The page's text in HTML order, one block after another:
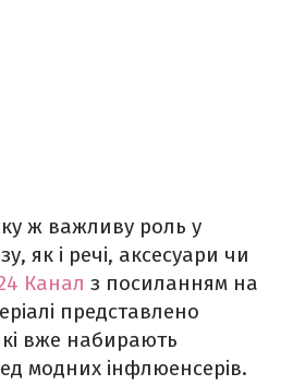
ж важливу роль у
як і речі, аксесуари чи
Канал з посиланням на
представлено
вже набирають
модних інфлюенсерів.